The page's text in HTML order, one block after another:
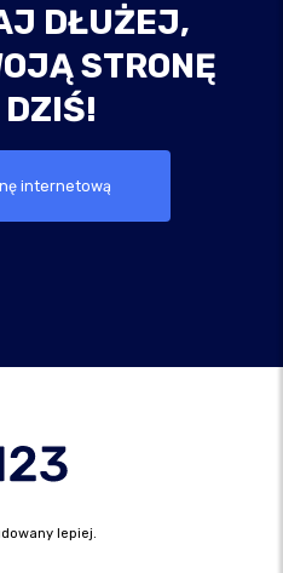
DŁUŻEJ,
STRONĘ
internetową
lepiej.